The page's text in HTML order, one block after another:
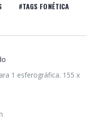
#TAGS FONÉTICA
1 esferográfica. 155 x